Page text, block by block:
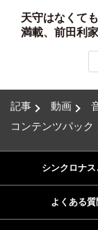
天守はなくて
満載、前田利
記事 動画
コンテンツパック
シンクロナス
よくある質